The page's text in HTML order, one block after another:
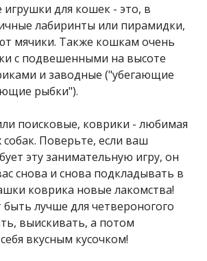
для кошек - это, в
лабиринты или пирамидки,
мячики. Также кошкам очень
с подвешенными на высоте
и заводные ("убегающие
рыбки").
поисковые, коврики - любимая
Поверьте, если ваш
эту занимательную игру, он
снова и снова подкладывать в
коврика новые лакомства!
лучше для четвероногого
выискивать, а потом
вкусным кусочком!